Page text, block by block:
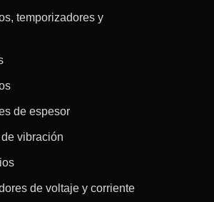
temporizadores y
de espesor
vibración
de voltaje y corriente